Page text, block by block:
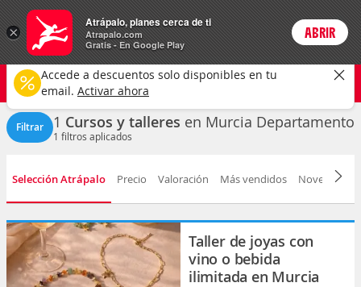
Actividades Login
Murcia provincia
Cursos y talleres Cualquier fecha
CAMBIAR
Filtrar 1 Cursos y talleres en Murcia Departamento
1 filtros aplicados
Selección Atrápalo Precio Valoración Más vendidos Novedad
Taller de joyas con
vino o bebida
ilimitada en Murcia
×
Atrápalo, planes cerca de ti
Atrapalo.com
Gratis - En Google Play
ABRIR
Accede a descuentos solo disponibles en tu
email. Activar ahora